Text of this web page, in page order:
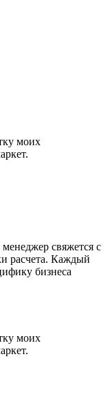
моих
свяжется с
расчета. Каждый
бизнеса
моих